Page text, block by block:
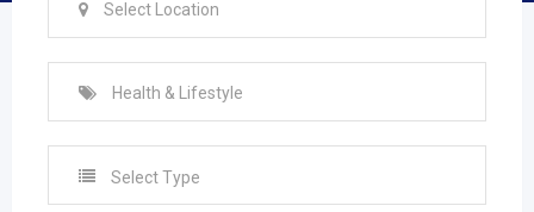
Select Location
Health & Lifestyle
Select Type